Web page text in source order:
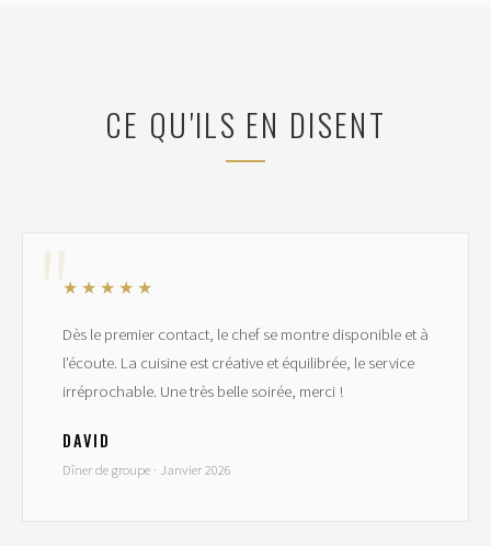
CE QU'ILS EN DISENT
★★★★★
Dès le premier contact, le chef se montre disponible et à
l'écoute. La cuisine est créative et équilibrée, le service
irréprochable. Une très belle soirée, merci !
DAVID
Dîner de groupe · Janvier 2026